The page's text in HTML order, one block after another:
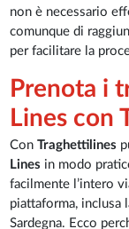
non è necessario
comunque di
per facilitare la
Prenota i
Lines con
ConTraghettilines
Lines in modo
facilmente l’intero
piattaforma, inclusa
Sardegna. Ecco